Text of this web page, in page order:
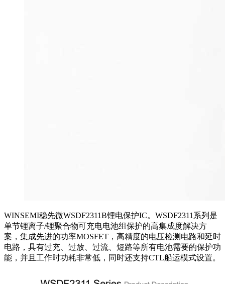
WINSEMI稳先微WSDF2311B锂电保护IC。WSDF2311系列是
单节锂离子/锂聚合物可充电电池组保护的高集成度解决方
案，集成先进的功率MOSFET，高精度的电压检测电路和延时
电路，具有过充、过放、过流、短路等所有电池需要的保护功
能，并且工作时功耗非常低，同时还支持CTL船运模式设置。